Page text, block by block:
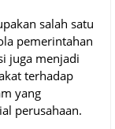
salah satu
pemerintahan
juga menjadi
terhadap
yang
perusahaan.